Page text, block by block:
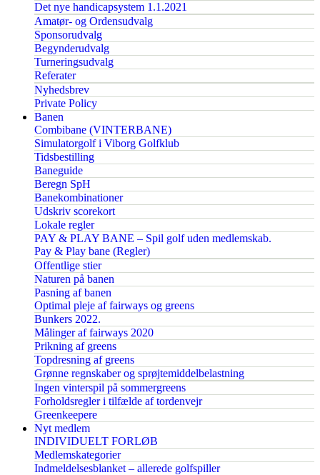
Det nye handicapsystem 1.1.2021
Amatør- og Ordensudvalg
Sponsorudvalg
Begynderudvalg
Turneringsudvalg
Referater
Nyhedsbrev
Private Policy
Banen
Combibane (VINTERBANE)
Simulatorgolf i Viborg Golfklub
Tidsbestilling
Baneguide
Beregn SpH
Banekombinationer
Udskriv scorekort
Lokale regler
PAY & PLAY BANE – Spil golf uden medlemskab.
Pay & Play bane (Regler)
Offentlige stier
Naturen på banen
Pasning af banen
Optimal pleje af fairways og greens
Bunkers 2022.
Målinger af fairways 2020
Prikning af greens
Topdresning af greens
Grønne regnskaber og sprøjtemiddelbelastning
Ingen vinterspil på sommergreens
Forholdsregler i tilfælde af tordenvejr
Greenkeepere
Nyt medlem
INDIVIDUELT FORLØB
Medlemskategorier
Indmeldelsesblanket – allerede golfspiller